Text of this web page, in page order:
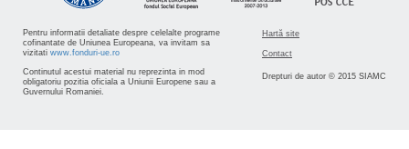
Pentru informatii detaliate despre celelalte programe
cofinantate de Uniunea Europeana, va invitam sa
vizitati www.fonduri-ue.ro
Continutul acestui material nu reprezinta in mod
obligatoriu pozitia oficiala a Uniunii Europene sau a
Guvernului Romaniei.
Hartă site
Contact
Drepturi de autor © 2015 SIAMC